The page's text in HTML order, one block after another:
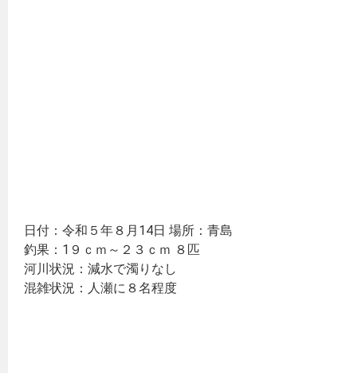
日付：令和５年８月14日 場所：青島
釣果：1９ｃｍ～２３ｃｍ ８匹
河川状況：減水で濁りなし
混雑状況：人瀬に８名程度